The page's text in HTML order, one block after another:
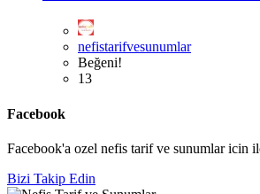
nefistarifvesunumlar
Beğeni!
13
Facebook
Facebook'a ozel nefis tarif ve sunumlar icin
Bizi Takip Edin